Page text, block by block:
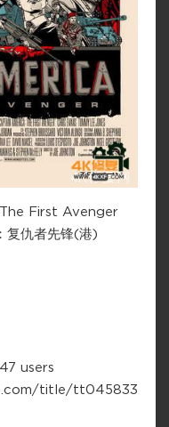
First Avenger
仇者先锋(港)
users
title/tt045833